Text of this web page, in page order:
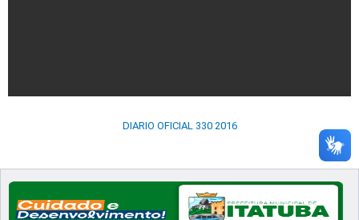
DIARIO OFICIAL 330 2016